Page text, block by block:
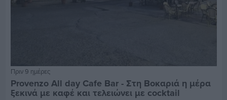
Πριν 9 ημέρες
Provenzo All day Cafe Bar - Στη Βοκαριά η μέρα
ξεκινά με καφέ και τελειώνει με cocktail